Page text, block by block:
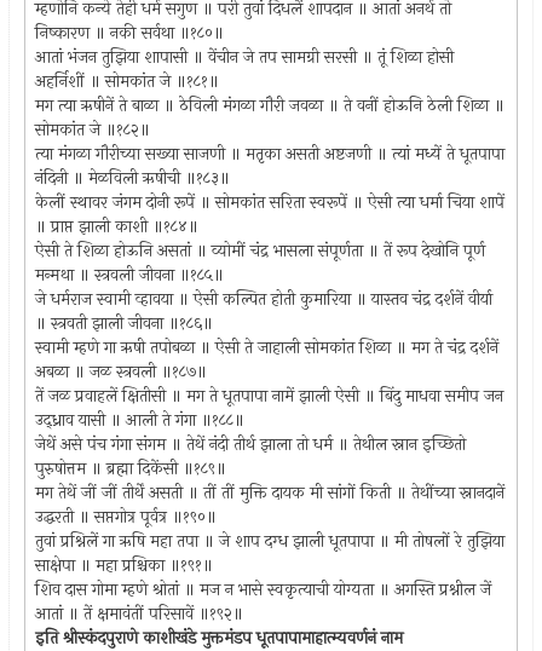
म्हणोनि कन्ये तेही धर्म सगुण ॥ परी तुवां दिधलें शापदान ॥ आतां अनर्थ तो
निष्कारण ॥ नकी सर्वथा ॥१८०॥
आतां भंजन तुझिया शापासी ॥ वेंचीन जे तप सामग्री सरसी ॥ तूं शिळा होसी
अहर्निशीं ॥ सोमकांत जे ॥१८१॥
मग त्या ऋषीनें ते बाळा ॥ ठेविली मंगळा गौरी जवळा ॥ ते वनीं होऊनि ठेली शिळा ॥
सोमकांत जे ॥१८२॥
त्या मंगळा गौरीच्या सख्या साजणी ॥ मतृका असती अष्टजणी ॥ त्यां मध्यें ते धूतपापा
नंदिनी ॥ मेळविली ऋषीची ॥१८३॥
केलीं स्थावर जंगम दोनी रूपें ॥ सोमकांत सरिता स्वरूपें ॥ ऐसी त्या धर्मा चिया शापें
॥ प्राप्त झाली काशी ॥१८४॥
ऐसी ते शिळा होऊनि असतां ॥ व्योमीं चंद्र भासला संपूर्णता ॥ तें रूप देखोनि पूर्ण
मन्मथा ॥ स्त्रवली जीवना ॥१८५॥
जे धर्मराज स्वामी व्हावया ॥ ऐसी कल्पित होती कुमारिया ॥ यास्तव चंद्र दर्शनें वीर्या
॥ स्त्रवती झाली जीवना ॥१८६॥
स्वामी म्हणे गा ऋषी तपोबळा ॥ ऐसी ते जाहाली सोमकांत शिळा ॥ मग ते चंद्र दर्शनें
अबळा ॥ जळ स्त्रवली ॥१८७॥
तें जळ प्रवाहलें क्षितीसी ॥ मग ते धूतपापा नामें झाली ऐसी ॥ बिंदु माधवा समीप जन
उद्ध्राव यासी ॥ आली ते गंगा ॥१८८॥
जेथें असे पंच गंगा संगम ॥ तेथें नंदी तीर्थ झाला तो धर्म ॥ तेथील स्नान इच्छितो
पुरुषोत्तम ॥ ब्रह्मा दिकेंसी ॥१८९॥
मग तेथें जीं जीं तीर्थें असती ॥ तीं तीं मुक्ति दायक मी सांगों किती ॥ तेथींच्या स्नानदानें
उद्धरती ॥ सप्तगोत्र पूर्वत्र ॥१९०॥
तुवां प्रश्निलें गा ऋषि महा तपा ॥ जे शाप दग्ध झाली धूतपापा ॥ मी तोषलों रे तुझिया
साक्षेपा ॥ महा प्रश्चिका ॥१९१॥
शिव दास गोमा म्हणे श्रोतां ॥ मज न भासे स्वकृत्याची योग्यता ॥ अगस्ति प्रश्नील जें
आतां ॥ तें क्षमावंतीं परिसावें ॥१९२॥
इति श्रीस्कंदपुराणे काशीखंडे मुक्तमंडप धूतपापामाहात्म्यवर्णनं नाम